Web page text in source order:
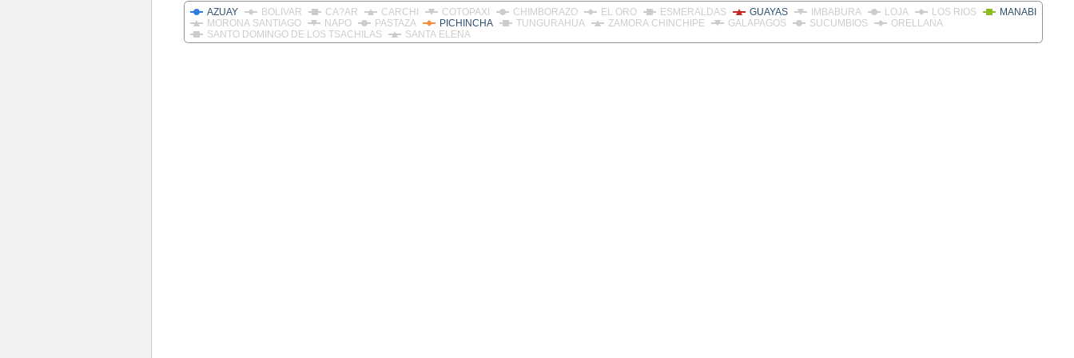
AZUAY BOLIVAR CA?AR CARCHI COTOPAXI CHIMBORAZO EL ORO ESMERALDAS GUAYAS IMBABURA LOJA LOS RIOS
MANABI
MORONA SANTIAGO
NAPO PASTAZA PICHINCHA TUNGURAHUA ZAMORA CHINCHIPE GALAPAGOS SUCUMBIOS
ORELLANA
SANTO DOMINGO DE LOS TSACHILAS
SANTA ELENA